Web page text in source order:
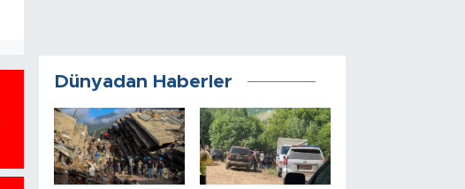
Dünyadan Haberler